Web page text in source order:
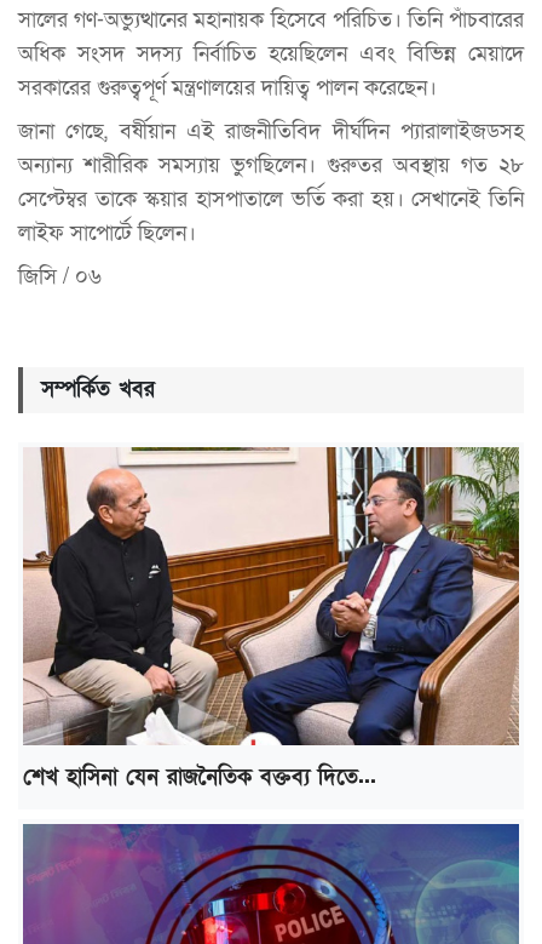
সালের গণ-অভ্যুত্থানের মহানায়ক হিসেবে পরিচিত। তিনি পাঁচবারের
অধিক সংসদ সদস্য নির্বাচিত হয়েছিলেন এবং বিভিন্ন মেয়াদে
সরকারের গুরুত্বপূর্ণ মন্ত্রণালয়ের দায়িত্ব পালন করেছেন।
জানা গেছে, বর্ষীয়ান এই রাজনীতিবিদ দীর্ঘদিন প্যারালাইজডসহ
অন্যান্য শারীরিক সমস্যায় ভুগছিলেন। গুরুতর অবস্থায় গত ২৮
সেপ্টেম্বর তাকে স্কয়ার হাসপাতালে ভর্তি করা হয়। সেখানেই তিনি
লাইফ সাপোর্টে ছিলেন।
জিসি / ০৬
সম্পর্কিত খবর
শেখ হাসিনা যেন রাজনৈতিক বক্তব্য দিতে...